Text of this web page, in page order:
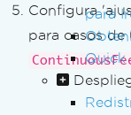
para
Quick
Configura
para casos